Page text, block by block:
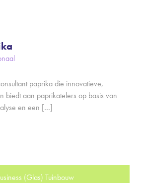
paprika die innovatieve,
biedt aan paprikatelers op basis van
en een […]
(Glas) Tuinbouw